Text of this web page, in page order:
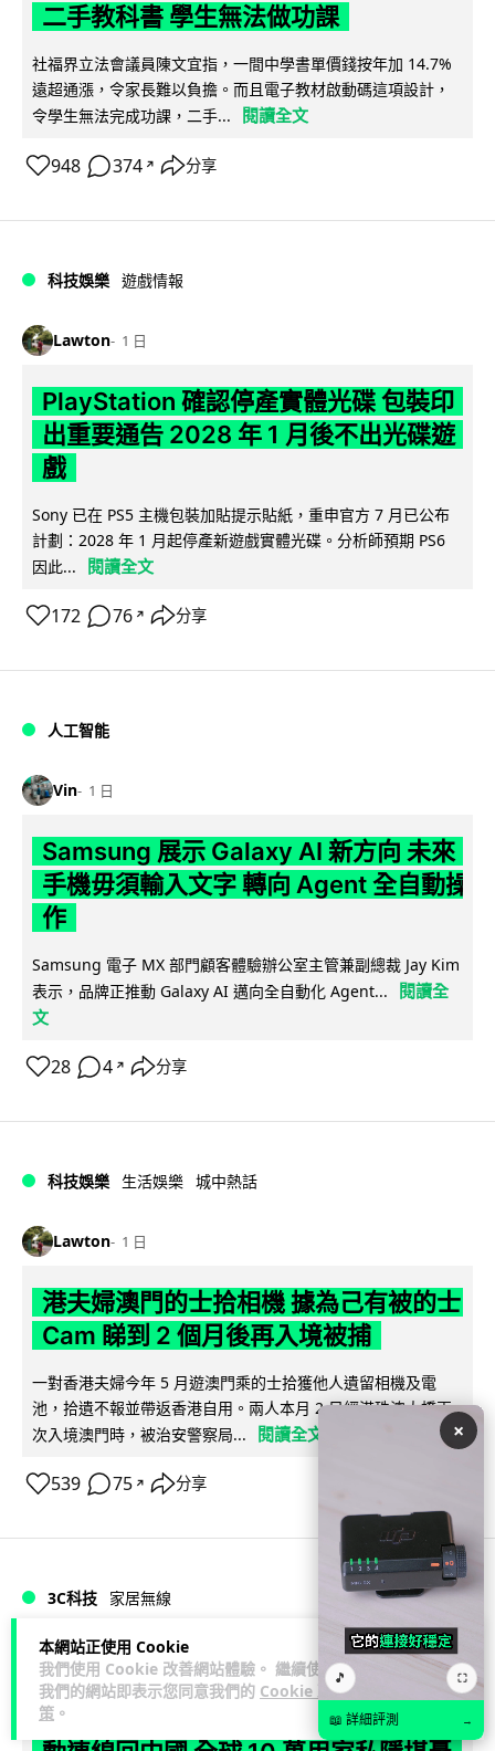
本網站正使用 Cookie
我們使用 Cookie 改善網站體驗。 繼續使用
我們的網站即表示您同意我們的 Cookie 政
策 。
二手教科書 學生無法做功課
社福界立法會議員陳文宜指，一間中學書單價錢按年加 14.7%
遠超通漲，令家長難以負擔。而且電子教材啟動碼這項設計，
令學生無法完成功課，二手...
閱讀全文
948 374 ↗ 分享
科技娛樂 遊戲情報
Lawton 1 日
PlayStation 確認停產實體光碟 包裝印
出重要通告 2028 年 1 月後不出光碟遊
戲
Sony 已在 PS5 主機包裝加貼提示貼紙，重申官方 7 月已公布
計劃：2028 年 1 月起停產新遊戲實體光碟。分析師預期 PS6
因此...
閱讀全文
172 76 ↗ 分享
人工智能
Vin 1 日
Samsung 展示 Galaxy AI 新方向 未來
手機毋須輸入文字 轉向 Agent 全自動操
作
Samsung 電子 MX 部門顧客體驗辦公室主管兼副總裁 Jay Kim
表示，品牌正推動 Galaxy AI 邁向全自動化 Agent...
閱讀全
文
28 4 ↗ 分享
科技娛樂 生活娛樂 城中熱話
Lawton 1 日
港夫婦澳門的士拾相機 據為己有被的士
Cam 睇到 2 個月後再入境被捕
一對香港夫婦今年 5 月遊澳門乘的士拾獲他人遺留相機及電
池，拾遺不報並帶返香港自用。兩人本月 2 日經港珠澳大橋再
次入境澳門時，被治安警察局...
閱讀全文
539 75 ↗ 分享
3C科技 家居無線
Vin 1 日
逾 20 款平價路由器爆後門 每 35 秒自
×
🎵 ⛶
📖 詳細評測 →